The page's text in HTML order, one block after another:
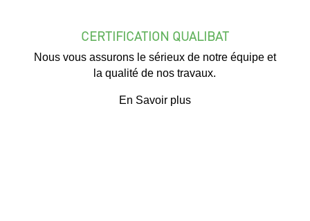
CERTIFICATION QUALIBAT
Nous vous assurons le sérieux de notre équipe et
la qualité de nos travaux.
En Savoir plus